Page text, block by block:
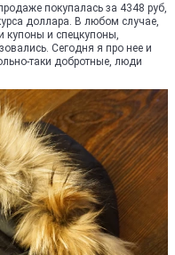
покупалась за 4348 руб,
доллара. В любом случае,
купоны и спецкупоны,
Сегодня я про нее и
таки добротные, люди